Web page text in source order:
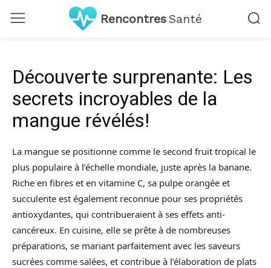
RencontresSanté
Découverte surprenante: Les
secrets incroyables de la
mangue révélés!
La mangue se positionne comme le second fruit tropical le
plus populaire à l’échelle mondiale, juste après la banane.
Riche en fibres et en vitamine C, sa pulpe orangée et
succulente est également reconnue pour ses propriétés
antioxydantes, qui contribueraient à ses effets anti-
cancéreux. En cuisine, elle se prête à de nombreuses
préparations, se mariant parfaitement avec les saveurs
sucrées comme salées, et contribue à l’élaboration de plats